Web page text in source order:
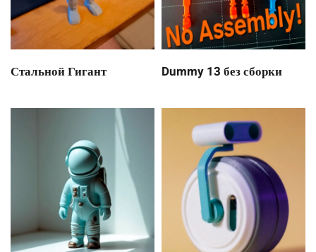
Стальной Гигант Dummy 13 без сборки